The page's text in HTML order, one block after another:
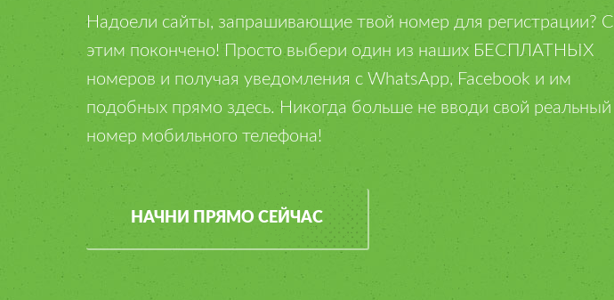
Надоели сайты, запрашивающие твой номер для регистрации? С
этим покончено! Просто выбери один из наших БЕСПЛАТНЫХ
номеров и получая уведомления с WhatsApp, Facebook и им
подобных прямо здесь. Никогда больше не вводи свой реальный
номер мобильного телефона!
НАЧНИ ПРЯМО СЕЙЧАС